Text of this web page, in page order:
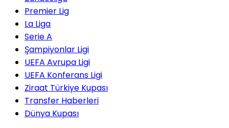
Premier Lig
La Liga
Serie A
Şampiyonlar Ligi
UEFA Avrupa Ligi
UEFA Konferans Ligi
Ziraat Türkiye Kupası
Transfer Haberleri
Dünya Kupası